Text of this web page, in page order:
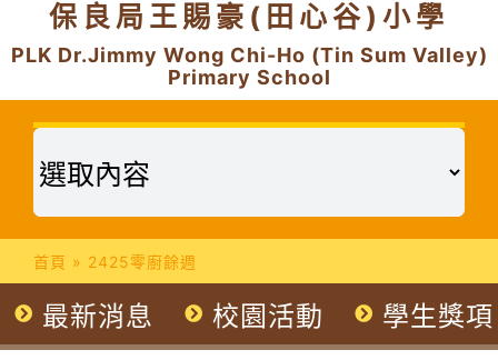
保良局王賜豪(田心谷)小學
PLK Dr.Jimmy Wong Chi-Ho (Tin Sum Valley)
Primary School
首頁 » 2425零廚餘週
最新消息 校園活動 學生獎項